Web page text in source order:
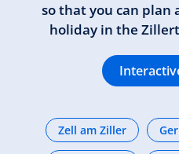
so that you can plan
holiday in the
Zell am Ziller